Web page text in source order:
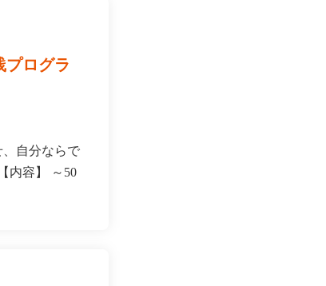
プログラ
、自分ならで
内容】 ～50